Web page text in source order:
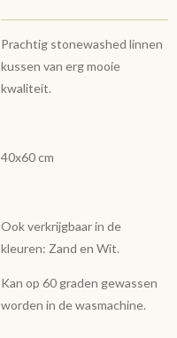
Prachtig stonewashed linnen
kussen van erg mooie
kwaliteit.
40x60 cm
Ook verkrijgbaar in de
kleuren: Zand en Wit.
Kan op 60 graden gewassen
worden in de wasmachine.